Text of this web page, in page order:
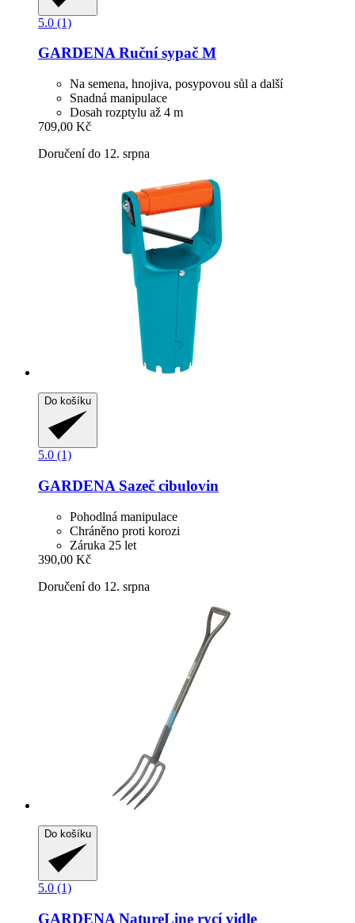
5.0 (1)
GARDENARuční sypač M
Na semena, hnojiva, posypovou sůl a další
Snadná manipulace
Dosah rozptylu až 4 m
709,00 Kč
Doručení do 12. srpna
Do košíku
5.0 (1)
GARDENA Sazeč cibulovin
Pohodlná manipulace
Chráněno proti korozi
Záruka 25 let
390,00 Kč
Doručení do 12. srpna
Do košíku
5.0 (1)
GARDENA NatureLine rycí vidle